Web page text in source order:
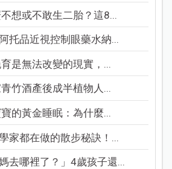
想或不敢生二胎？這8...
托品近視控制眼藥水納...
是無法改變的現實，...
竹酒產後成半植物人...
的黃金睡眠：為什麼...
家都在做的散步秘訣！...
媽去哪裡了？」4歲孩子還...